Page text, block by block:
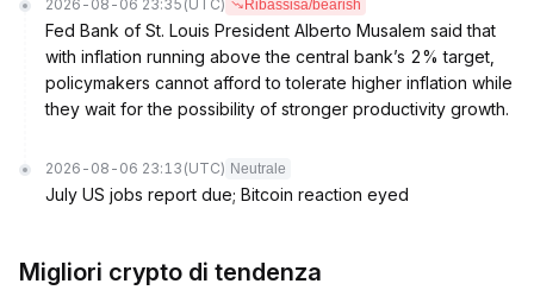
2026-08-06 23:35 (UTC) Ribassisa/bearish
Fed Bank of St. Louis President Alberto Musalem said that
with inflation running above the central bank’s 2% target,
policymakers cannot afford to tolerate higher inflation while
they wait for the possibility of stronger productivity growth.
2026-08-06 23:13 (UTC) Neutrale
July US jobs report due; Bitcoin reaction eyed
Migliori crypto di tendenza